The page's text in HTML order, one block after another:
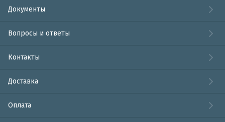
Документы
Вопросы и ответы
Контакты
Доставка
Оплата